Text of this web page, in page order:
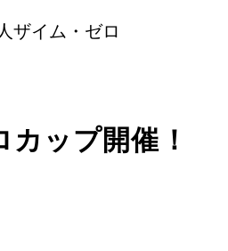
ザイム・ゼロ
ップ開催！